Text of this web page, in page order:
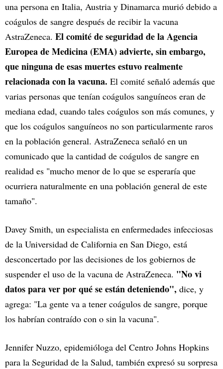
una persona en Italia, Austria y Dinamarca murió debido a
coágulos de sangre después de recibir la vacuna
AstraZeneca. El comité de seguridad de la Agencia
Europea de Medicina (EMA) advierte, sin embargo,
que ninguna de esas muertes estuvo realmente
relacionada con la vacuna. El comité señaló además que
varias personas que tenían coágulos sanguíneos eran de
mediana edad, cuando tales coágulos son más comunes, y
que los coágulos sanguíneos no son particularmente raros
en la población general. AstraZeneca señaló en un
comunicado que la cantidad de coágulos de sangre en
realidad es "mucho menor de lo que se esperaría que
ocurriera naturalmente en una población general de este
tamaño".
Davey Smith, un especialista en enfermedades infecciosas
de la Universidad de California en San Diego, está
desconcertado por las decisiones de los gobiernos de
suspender el uso de la vacuna de AstraZeneca. "No vi
datos para ver por qué se están deteniendo", dice, y
agrega: "La gente va a tener coágulos de sangre, porque
los habrían contraído con o sin la vacuna".
Jennifer Nuzzo, epidemióloga del Centro Johns Hopkins
para la Seguridad de la Salud, también expresó su sorpresa